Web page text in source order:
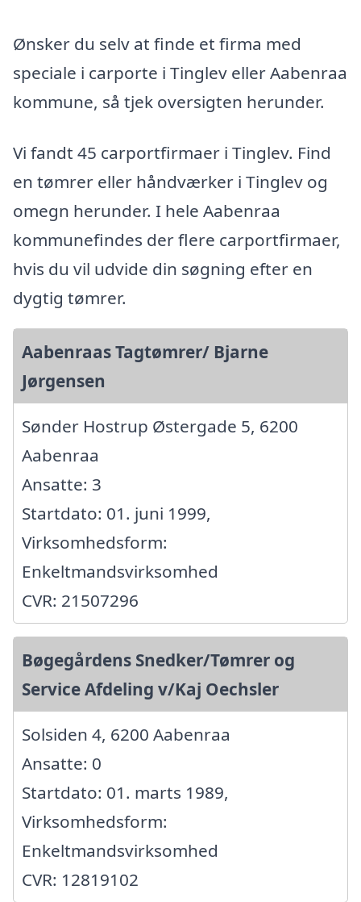
Ønsker du selv at finde et firma med
speciale i carporte i Tinglev eller Aabenraa
kommune, så tjek oversigten herunder.
Vi fandt 45 carportfirmaer i Tinglev. Find
en tømrer eller håndværker i Tinglev og
omegn herunder. I hele Aabenraa
kommunefindes der flere carportfirmaer,
hvis du vil udvide din søgning efter en
dygtig tømrer.
Aabenraas Tagtømrer/ Bjarne
Jørgensen
Sønder Hostrup Østergade 5, 6200
Aabenraa
Ansatte: 3
Startdato: 01. juni 1999,
Virksomhedsform:
Enkeltmandsvirksomhed
CVR: 21507296
Bøgegårdens Snedker/Tømrer og
Service Afdeling v/Kaj Oechsler
Solsiden 4, 6200 Aabenraa
Ansatte: 0
Startdato: 01. marts 1989,
Virksomhedsform:
Enkeltmandsvirksomhed
CVR: 12819102